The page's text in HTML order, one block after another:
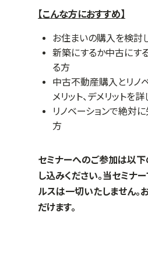
【こんな方におすすめ】
お住まいの購入を検討
新築にするか中古にす
る方
中古不動産購入とリノ
メリット、デメリットを
リノベーションで絶対
方
セミナーへのご参加は以下
し込みください。当セミナ
ルスは一切いたしません。
だけます。